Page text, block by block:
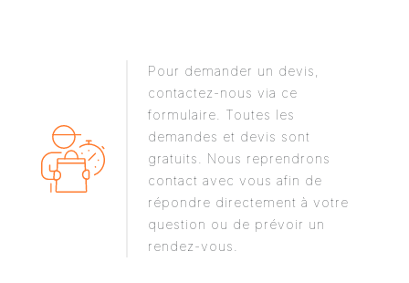
Pour demander un devis,
contactez-nous via ce
formulaire. Toutes les
demandes et devis sont
gratuits. Nous reprendrons
contact avec vous afin de
répondre directement à votre
question ou de prévoir un
rendez-vous.